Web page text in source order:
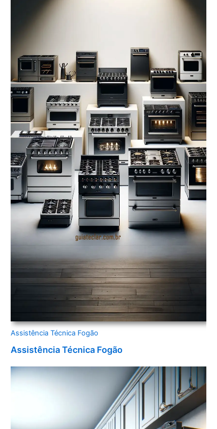
Assistência Técnica Fogão
Assistência Técnica Fogão